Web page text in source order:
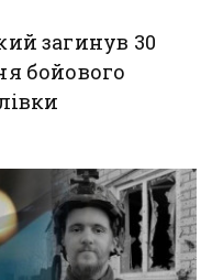
загинув 30
бойового